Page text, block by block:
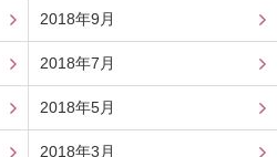
2018年9月
2018年7月
2018年5月
2018年3月